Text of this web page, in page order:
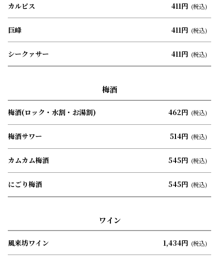
カルピス 411円 (税込)
巨峰 411円 (税込)
シークァサー 411円 (税込)
梅酒
梅酒(ロック・水割・お湯割) 462円 (税込)
梅酒サワー 514円 (税込)
カムカム梅酒 545円 (税込)
にごり梅酒 545円 (税込)
ワイン
風来坊ワイン 1,434円 (税込)